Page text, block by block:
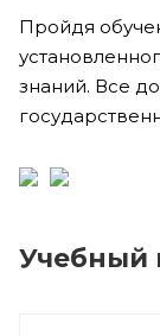
Пройдя
знаний. Все
Учебный